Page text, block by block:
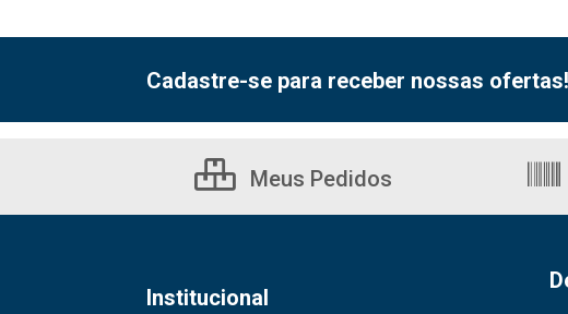
Cadastre-se para receber nossas ofertas!
Meus Pedidos
Institucional